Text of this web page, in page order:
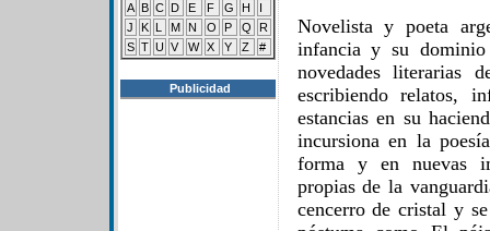
A B C D E F G H
I
J
K L M N O P Q
R
S T U V W X Y Z #
Publicidad
Novelista y poeta
infancia y su
novedades literarias
escribiendo relatos,
estancias en su
incursiona en la
forma y en nuevas
propias de la
cencerro de cristal y